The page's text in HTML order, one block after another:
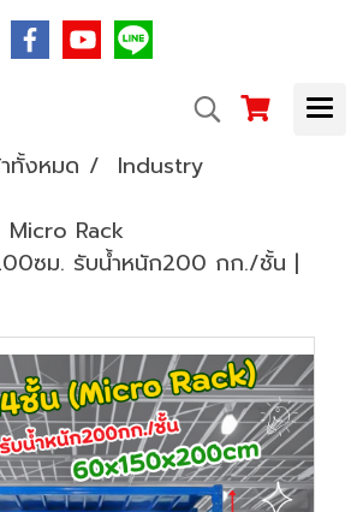
ทั้งหมด
Industry
Micro Rack
ซม. รับน้ำหนัก200 กก./ชั้น |